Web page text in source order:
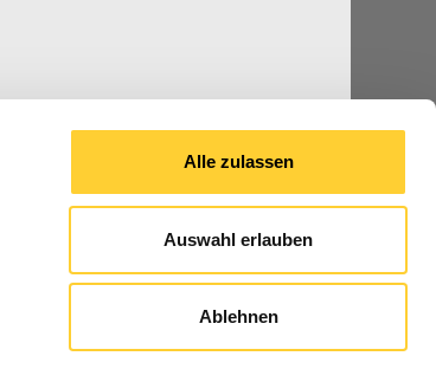
Alle zulassen
Auswahl erlauben
Ablehnen
BEITRÄGE GESAMT842.686
© 2026 Bauforum24.biz